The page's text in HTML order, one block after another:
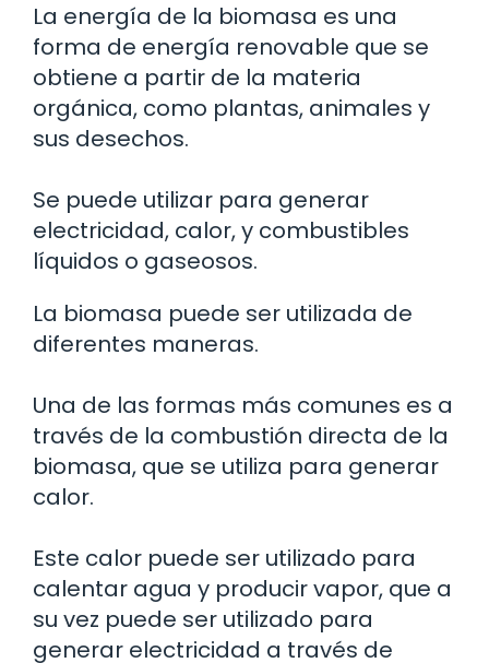
La energía de la biomasa es una
forma de energía renovable que se
obtiene a partir de la materia
orgánica, como plantas, animales y
sus desechos.
Se puede utilizar para generar
electricidad, calor, y combustibles
líquidos o gaseosos.
La biomasa puede ser utilizada de
diferentes maneras.
Una de las formas más comunes es a
través de la combustión directa de la
biomasa, que se utiliza para generar
calor.
Este calor puede ser utilizado para
calentar agua y producir vapor, que a
su vez puede ser utilizado para
generar electricidad a través de